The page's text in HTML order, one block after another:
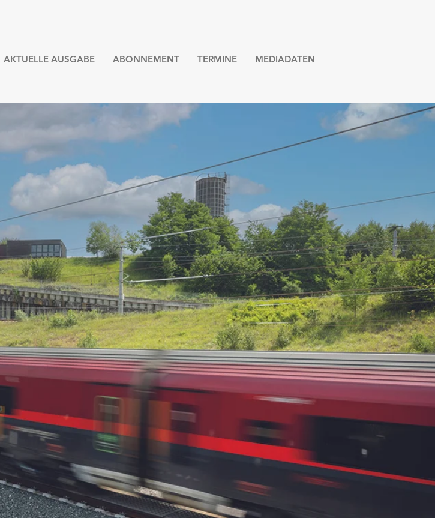
AKTUELLE AUSGABE ABONNEMENT TERMINE MEDIADATEN